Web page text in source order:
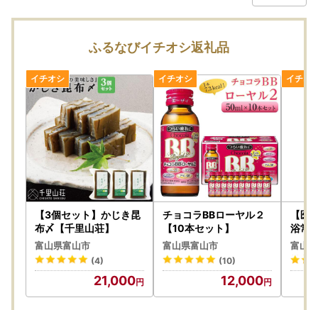
ふるなびイチオシ返礼品
【3個セット】かじき昆
布〆【千里山荘】
富山県富山市
(4)
21,000
チョコラBBローヤル２
【10本セット】
富山県富山市
(10)
12,000
【医
浴常
富山